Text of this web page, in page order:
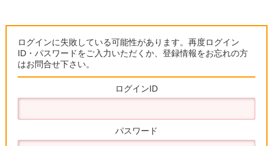
ログインに失敗している可能性があります。再度ログイン
ID・パスワードをご入力いただくか、登録情報をお忘れの方
はお問合せ下さい。
ログインID
パスワード